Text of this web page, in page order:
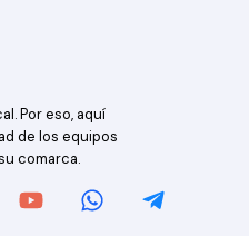
Por eso, aquí
de los equipos
comarca.